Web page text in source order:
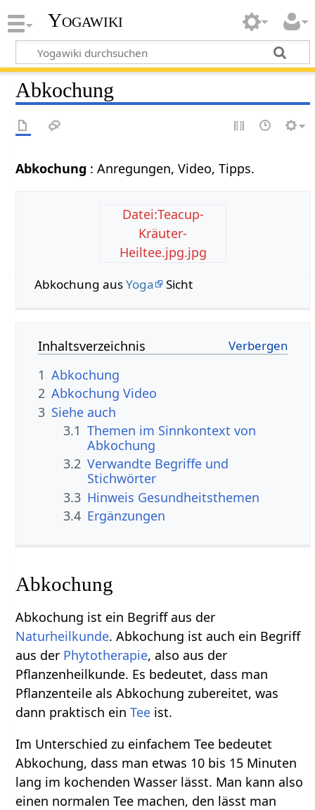
Yogawiki
Abkochung
Abkochung : Anregungen, Video, Tipps.
Datei:Teacup-
Kräuter-
Heiltee.jpg.jpg
Abkochung ausYoga Sicht
Inhaltsverzeichnis
1 Abkochung
2 Abkochung Video
3 Siehe auch
3.1 Themen im Sinnkontext von
Abkochung
3.2 Verwandte Begriffe und
Stichwörter
3.3 Hinweis Gesundheitsthemen
3.4 Ergänzungen
Abkochung
Abkochung ist ein Begriff aus der
Naturheilkunde. Abkochung ist auch ein Begriff
aus der Phytotherapie, also aus der
Pflanzenheilkunde. Es bedeutet, dass man
Pflanzenteile als Abkochung zubereitet, was
dann praktisch einTee ist.
Im Unterschied zu einfachem Tee bedeutet
Abkochung, dass man etwas 10 bis 15 Minuten
lang im kochenden Wasser lässt. Man kann also
einen normalen Tee machen, den lässt man